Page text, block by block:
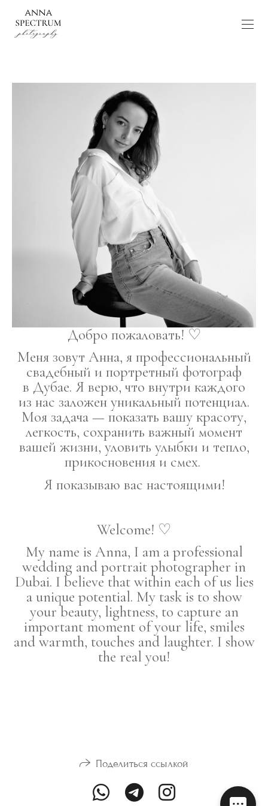
Добро пожаловать! ♡
Меня зовут Анна, я профессиональный
свадебный и портретный фотограф
в Дубае. Я верю, что внутри каждого
из нас заложен уникальный потенциал.
Моя задача — показать вашу красоту,
легкость, сохранить важный момент
вашей жизни, уловить улыбки и тепло,
прикосновения и смех.
Я показываю вас настоящими!
Welcome! ♡
My name is Anna, I am a professional
wedding and portrait photographer in
Dubai. I believe that within each of us lies
a unique potential. My task is to show
your beauty, lightness, to capture an
important moment of your life, smiles
and warmth, touches and laughter. I show
the real you!
Поделиться ссылкой